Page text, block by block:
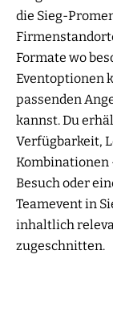
die Sieg-
Formate wo
Eventoptionen
passenden
kannst. Du
Verfügbarkeit,
Kombinationen
Besuch oder
Teamevent in
inhaltlich
zugeschnitten.